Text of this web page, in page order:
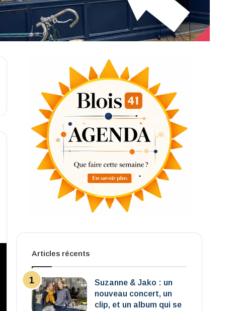
Articles récents
Suzanne & Jako : un
nouveau concert, un
clip, et un album qui se